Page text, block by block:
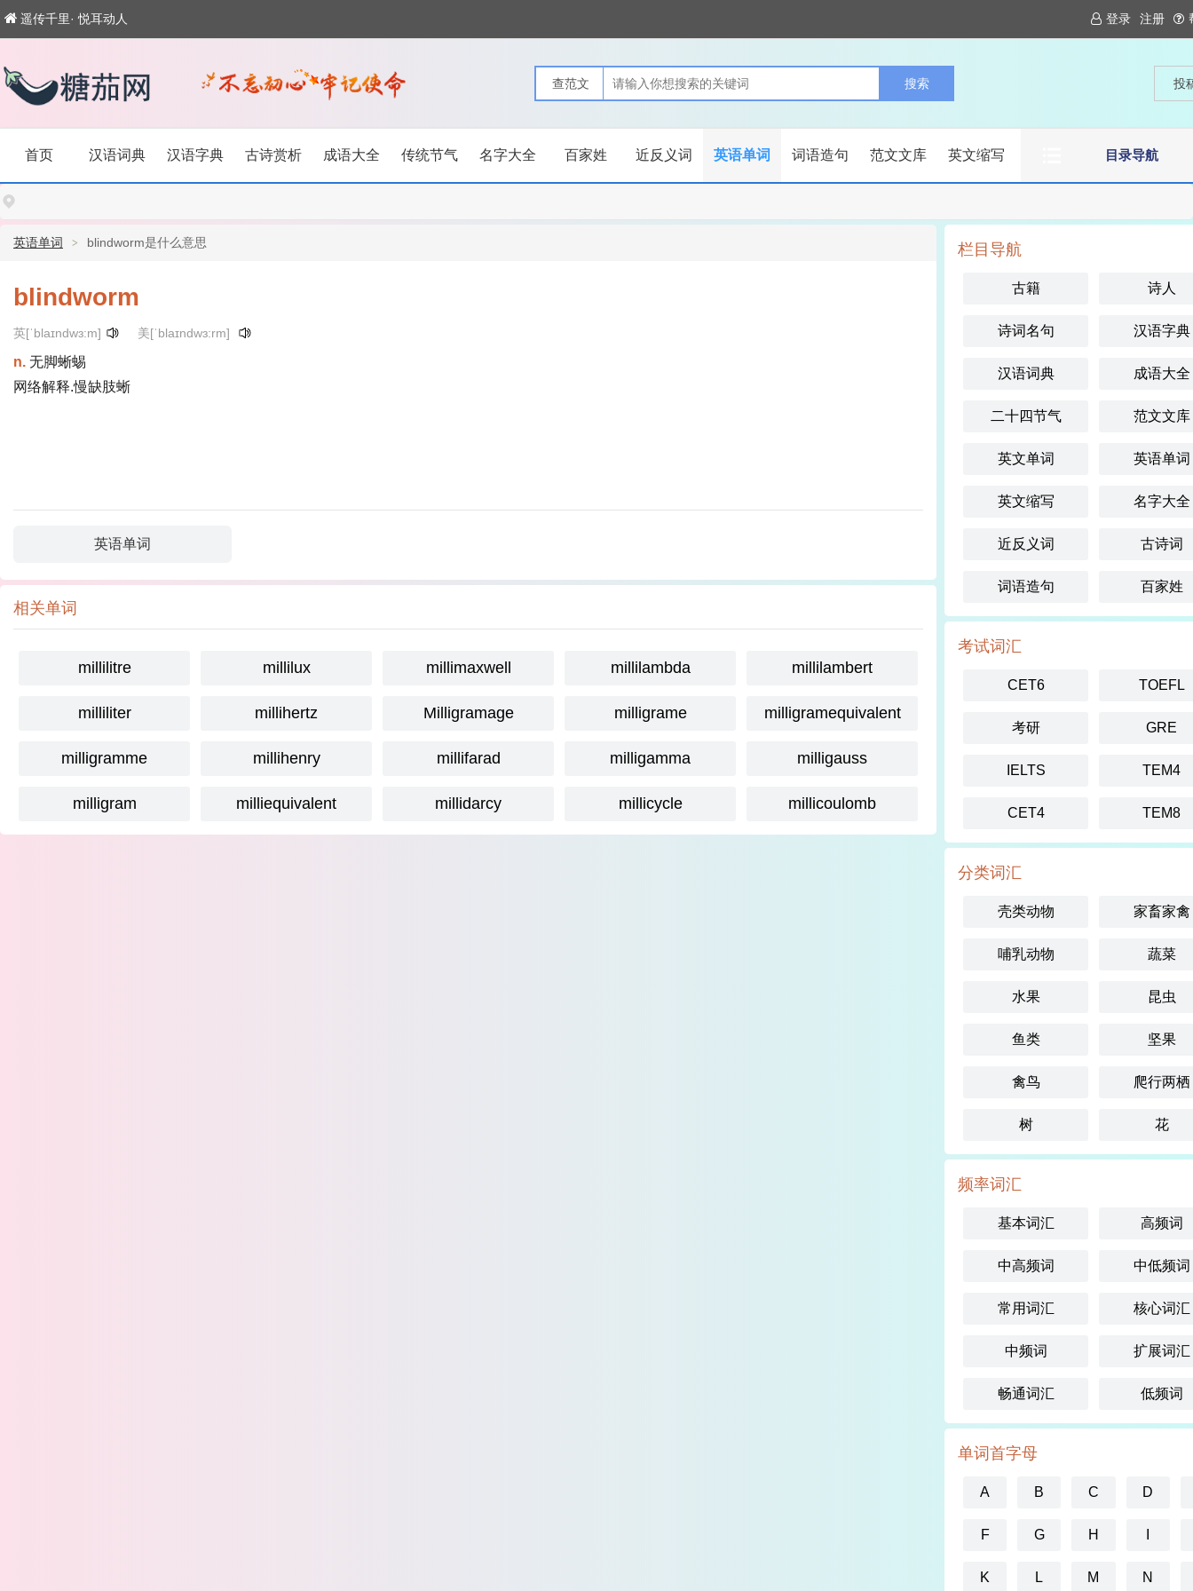
遥传千里· 悦耳动人 登录 注册
投
目录导航
首页 汉语词典 汉语字典 古诗赏析 成语大全 传统节气 名字大全 百家姓 近反义词 英语单词 词语造句 范文文库 英文缩写
英语单词 blindworm是什么意思
blindworm
英[ˈblaɪndwɜ:m] 美[ˈblaɪndwɜ:rm]
n. 无脚蜥蜴
网络解释.慢缺肢蜥
英语单词
相关单词
millilitre millilux millimaxwell millilambda millilambert
milliliter millihertz Milligramage milligrame milligramequivalent
milligramme millihenry millifarad milligamma milligauss
milligram milliequivalent millidarcy millicycle millicoulomb
栏目导航
古籍 诗人
诗词名句 汉语字典
汉语词典 成语大全
二十四节气 范文文库
英文单词 英语单词
英文缩写 名字大全
近反义词 古诗词
词语造句 百家姓
考试词汇
CET6 TOEFL
考研 GRE
IELTS TEM4
CET4 TEM8
分类词汇
壳类动物 家畜家禽
哺乳动物 蔬菜
水果 昆虫
鱼类 坚果
禽鸟 爬行两栖
树 花
频率词汇
基本词汇 高频词
中高频词 中低频词
常用词汇 核心词汇
中频词 扩展词汇
畅通词汇 低频词
单词首字母
A B C D
F G H
K L M N